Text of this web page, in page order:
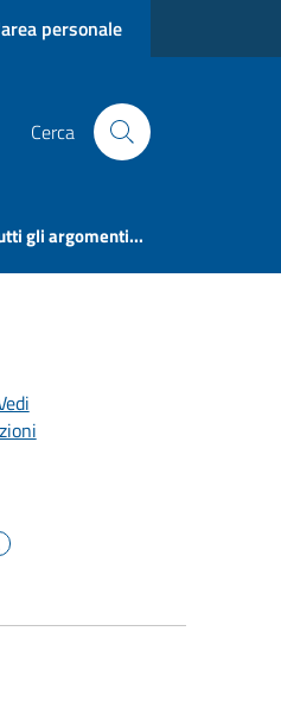
personale
Cerca
gli argomenti...